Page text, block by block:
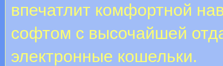
впечатлит комфортной
софтом с высочайшей
электронные кошельки.